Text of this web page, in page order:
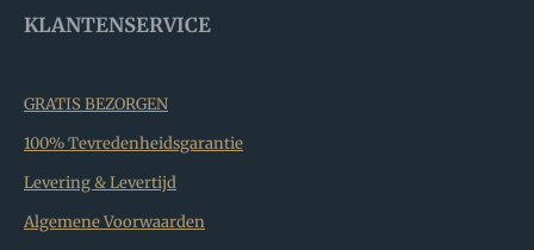
KLANTENSERVICE
GRATIS BEZORGEN
100% Tevredenheidsgarantie
Levering & Levertijd
Algemene Voorwaarden